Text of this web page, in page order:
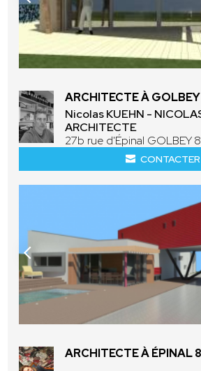
ARCHITECTE À
Nicolas KUEHN -
ARCHITECTE
27b rue d'Épinal GOLBEY
CONTACTER
ARCHITECTE À ÉPINAL